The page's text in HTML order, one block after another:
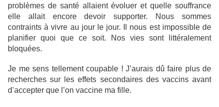
problèmes de santé allaient évoluer et quelle souffrance
elle allait encore devoir supporter. Nous sommes
contraints à vivre au jour le jour. Il nous est impossible de
planifier quoi que ce soit. Nos vies sont littéralement
bloquées.
Je me sens tellement coupable ! J’aurais dû faire plus de
recherches sur les effets secondaires des vaccins avant
d’accepter que l’on vaccine ma fille.